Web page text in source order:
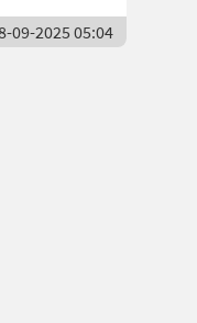
09-2025 05:04